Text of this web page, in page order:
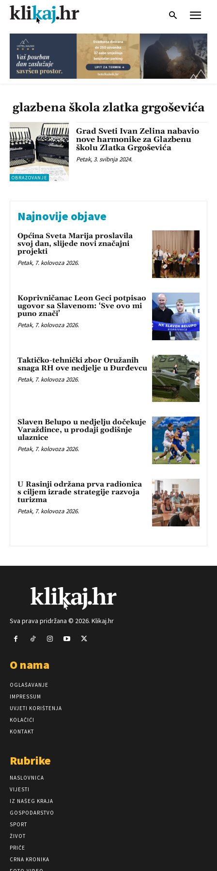
glazbena škola zlatka grgoševića
OBRAZOVANJE
Grad Sveti Ivan Zelina nabavio
nove harmonike za Glazbenu
školu Zlatka Grgoševića
Petak, 3. svibnja 2024.
Najnovije objave
Općina Sveta Marija proslavila
svoj dan, slijede novi značajni
projekti
Petak, 7. kolovoza 2026.
Koprivničanac Leon Geci potpisao
ugovor sa Slavenom: ‘Sve ovo mi
puno znači’
Petak, 7. kolovoza 2026.
Taktičko-tehnički zbor Oružanih
snaga RH ove nedjelje u Đurđevcu
Petak, 7. kolovoza 2026.
Slaven Belupo u nedjelju dočekuje
Varaždince, u prodaji godišnje
ulaznice
Petak, 7. kolovoza 2026.
U Rasinji održana prva radionica
s ciljem izrade strategije razvoja
turizma
Petak, 7. kolovoza 2026.
Sva prava pridržana © 2026. Klikaj.hr
O nama
OGLAŠAVANJE
IMPRESSUM
UVJETI KORIŠTENJA
KOLAČIĆI
KONTAKT
Rubrike
NASLOVNICA
VIJESTI
IZ NAŠEG KRAJA
GOSPODARSTVO
SPORT
ŽIVOT
PRIČE
CRNA KRONIKA